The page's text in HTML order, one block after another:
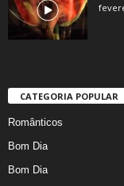
CATEGORIA POPULAR
Românticos
Bom Dia
Bom Dia